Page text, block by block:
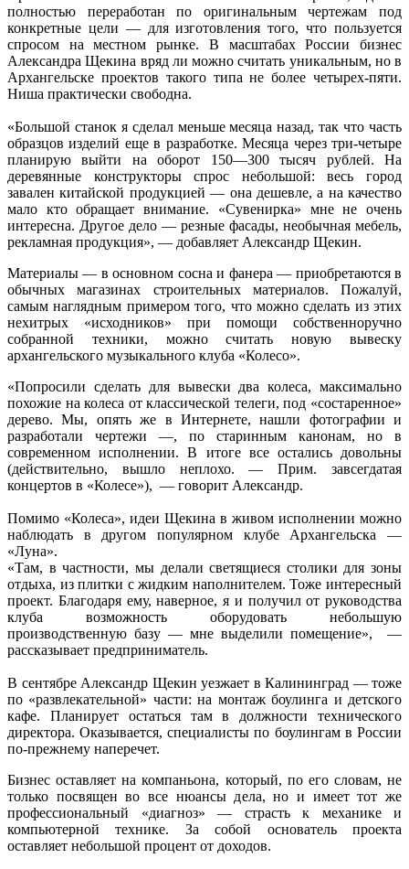
полностью переработан по оригинальным чертежам под
конкретные цели — для изготовления того, что пользуется
спросом на местном рынке. В масштабах России бизнес
Александра Щекина вряд ли можно считать уникальным, но в
Архангельске проектов такого типа не более четырех-пяти.
Ниша практически свободна.
«Большой станок я сделал меньше месяца назад, так что часть
образцов изделий еще в разработке. Месяца через три-четыре
планирую выйти на оборот 150—300 тысяч рублей. На
деревянные конструкторы спрос небольшой: весь город
завален китайской продукцией — она дешевле, а на качество
мало кто обращает внимание. «Сувенирка» мне не очень
интересна. Другое дело — резные фасады, необычная мебель,
рекламная продукция», — добавляет Александр Щекин.
Материалы — в основном сосна и фанера — приобретаются в
обычных магазинах строительных материалов. Пожалуй,
самым наглядным примером того, что можно сделать из этих
нехитрых «исходников» при помощи собственноручно
собранной техники, можно считать новую вывеску
архангельского музыкального клуба «Колесо».
«Попросили сделать для вывески два колеса, максимально
похожие на колеса от классической телеги, под «состаренное»
дерево. Мы, опять же в Интернете, нашли фотографии и
разработали чертежи —, по старинным канонам, но в
современном исполнении. В итоге все остались довольны
(действительно, вышло неплохо. — Прим. завсегдатая
концертов в «Колесе»), — говорит Александр.
Помимо «Колеса», идеи Щекина в живом исполнении можно
наблюдать в другом популярном клубе Архангельска —
«Луна».
«Там, в частности, мы делали светящиеся столики для зоны
отдыха, из плитки с жидким наполнителем. Тоже интересный
проект. Благодаря ему, наверное, я и получил от руководства
клуба возможность оборудовать небольшую
производственную базу — мне выделили помещение», —
рассказывает предприниматель.
В сентябре Александр Щекин уезжает в Калининград — тоже
по «развлекательной» части: на монтаж боулинга и детского
кафе. Планирует остаться там в должности технического
директора. Оказывается, специалисты по боулингам в России
по-прежнему наперечет.
Бизнес оставляет на компаньона, который, по его словам, не
только посвящен во все нюансы дела, но и имеет тот же
профессиональный «диагноз» — страсть к механике и
компьютерной технике. За собой основатель проекта
оставляет небольшой процент от доходов.